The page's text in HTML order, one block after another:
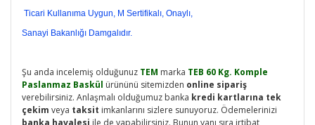
Ticari Kullanıma Uygun, M Sertifikalı, Onaylı,
Sanayi Bakanlığı Damgalıdır.
Şu anda incelemiş olduğunuz TEM marka TEB 60 Kg. Komple
Paslanmaz Baskül ürününü sitemizden online sipariş
verebilirsiniz. Anlaşmalı olduğumuz banka kredi kartlarına tek
çekim veya taksit imkanlarını sizlere sunuyoruz. Ödemelerinizi
banka havalesi ile de yapabilirsiniz. Bunun yanı sıra irtibat